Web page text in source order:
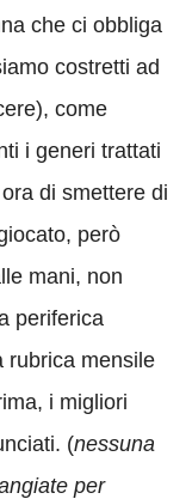
che ci obbliga
costretti ad
come
i generi trattati
di smettere di
però
mani, non
periferica
rubrica mensile
i migliori
(nessuna
per